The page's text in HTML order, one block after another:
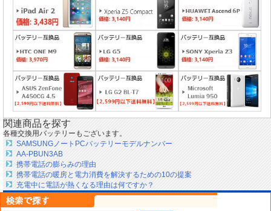
関連商品を探す
各種交換用バッテリーもございます。
SAMSUNGノートPCバッテリーモデルナンバー
AA-PBUN3AB
携帯電話の膨らみの理由
携帯電話の暖房と電力消費を解決するための10の提案
充電中に電話が熱くなる理由は何ですか？